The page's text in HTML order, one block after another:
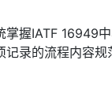
掌握IATF 16949
记录的流程内容规